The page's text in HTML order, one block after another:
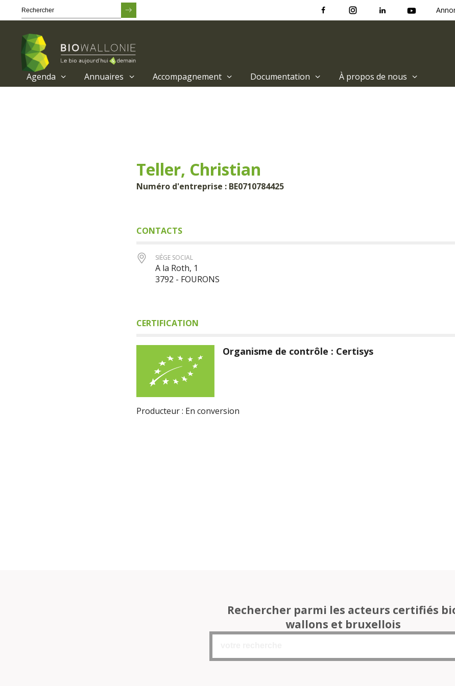
Agenda Annuaires Accompagnement Documentation À propos de nous
Teller, Christian
Numéro d'entreprise : BE0710784425
CONTACTS
SIÈGE SOCIAL
A la Roth, 1
3792 - FOURONS
CERTIFICATION
Organisme de contrôle : Certisys
Producteur : En conversion
Rechercher parmi les acteurs certifiés
wallons et bruxellois